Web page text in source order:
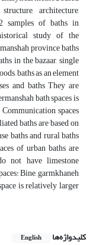
architecture,
samples of baths in
study of the
province baths
in the bazaar, single
baths as an element
and baths They are
bath spaces is
spaces
baths are based on
baths and rural baths
of urban baths are
not have limestone
Bine, garmkhaneh
is relatively larger
کلیدواژه‌ها English